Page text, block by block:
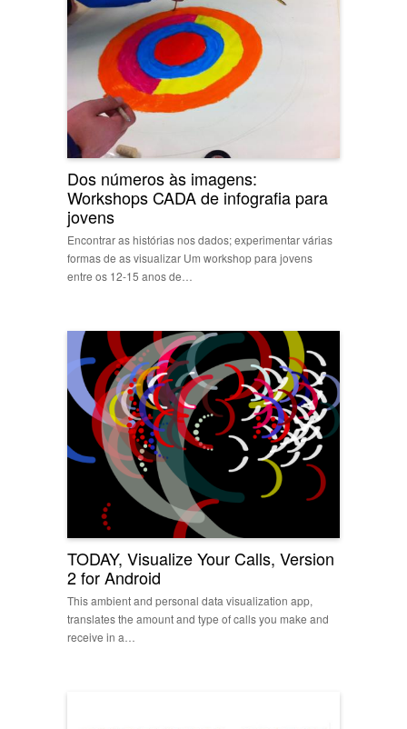
Dos números às imagens:
Workshops CADA de infografia para
jovens
Encontrar as histórias nos dados; experimentar várias
formas de as visualizar Um workshop para jovens
entre os 12-15 anos de…
TODAY, Visualize Your Calls, Version
2 for Android
This ambient and personal data visualization app,
translates the amount and type of calls you make and
receive in a…